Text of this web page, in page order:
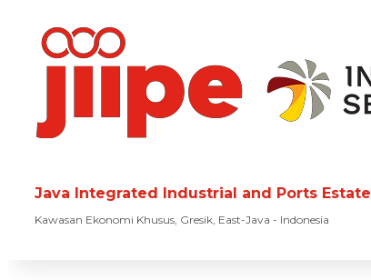
Java Integrated Industrial and Ports Estate
Kawasan Ekonomi Khusus, Gresik, East-Java - Indonesia